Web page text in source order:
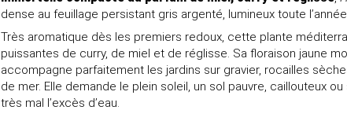
dense au feuillage persistant gris argenté, lumineux toute
Très aromatique dès les premiers redoux, cette plante
puissantes de curry, de miel et de réglisse. Sa floraison jaune
accompagne parfaitement les jardins sur gravier, rocailles
de mer. Elle demande le plein soleil, un sol pauvre, caillouteux
très mal l’excès d’eau.